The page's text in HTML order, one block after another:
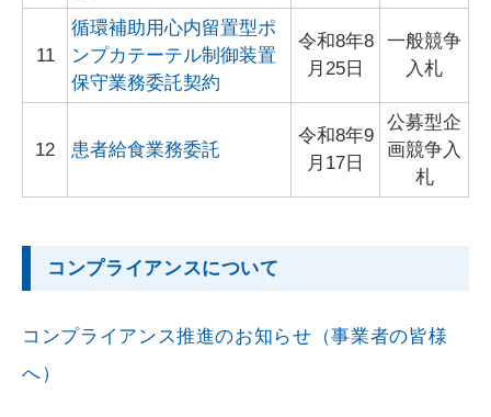
11
循環補助用心内留置型ポ
ンプカテーテル制御装置
保守業務委託契約
令和8年8
月25日
一般競争
入札
12 患者給食業務委託
令和8年9
月17日
公募型企
画競争入
札
コンプライアンスについて
コンプライアンス推進のお知らせ（事業者の皆様
へ）